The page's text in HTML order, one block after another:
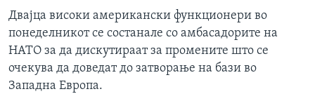
ЗДРАВЈЕ
НАУКА
УМЕТНОСТ И ЗАБАВА
ИНТЕРВЈУА
ИЗБОРИ ВО САД 2020 - АРХИВА
НАКУСО...
Двајца високи американски функционери во
понеделникот се состанале со амбасадорите на
НАТО за да дискутираат за промените што се
очекува да доведат до затворање на бази во
Западна Европа.